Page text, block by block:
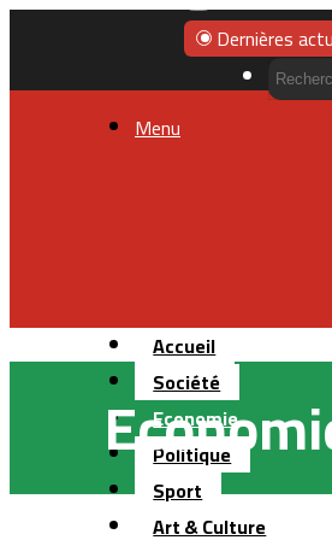
Dernières
Menu
Accueil
Société
Economie
Politique
Sport
Art & Culture